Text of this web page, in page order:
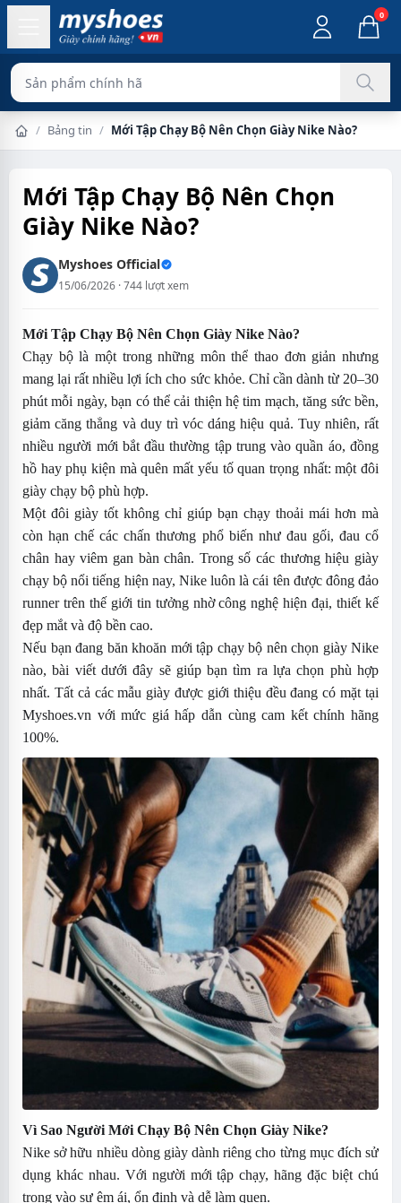
0
Sản phẩm chính hãng 100%
/ Bảng tin / Mới Tập Chạy Bộ Nên Chọn Giày Nike Nào?
Mới Tập Chạy Bộ Nên Chọn
Giày Nike Nào?
Myshoes Official
15/06/2026 · 744 lượt xem
Mới Tập Chạy Bộ Nên Chọn Giày Nike Nào?
Chạy bộ là một trong những môn thể thao đơn giản nhưng
mang lại rất nhiều lợi ích cho sức khỏe. Chỉ cần dành từ 20–30
phút mỗi ngày, bạn có thể cải thiện hệ tim mạch, tăng sức bền,
giảm căng thẳng và duy trì vóc dáng hiệu quả. Tuy nhiên, rất
nhiều người mới bắt đầu thường tập trung vào quần áo, đồng
hồ hay phụ kiện mà quên mất yếu tố quan trọng nhất: một đôi
giày chạy bộ phù hợp.
Một đôi giày tốt không chỉ giúp bạn chạy thoải mái hơn mà
còn hạn chế các chấn thương phổ biến như đau gối, đau cổ
chân hay viêm gan bàn chân. Trong số các thương hiệu giày
chạy bộ nổi tiếng hiện nay, Nike luôn là cái tên được đông đảo
runner trên thế giới tin tưởng nhờ công nghệ hiện đại, thiết kế
đẹp mắt và độ bền cao.
Nếu bạn đang băn khoăn mới tập chạy bộ nên chọn giày Nike
nào, bài viết dưới đây sẽ giúp bạn tìm ra lựa chọn phù hợp
nhất. Tất cả các mẫu giày được giới thiệu đều đang có mặt tại
Myshoes.vn với mức giá hấp dẫn cùng cam kết chính hãng
100%.
Vì Sao Người Mới Chạy Bộ Nên Chọn Giày Nike?
Nike sở hữu nhiều dòng giày dành riêng cho từng mục đích sử
dụng khác nhau. Với người mới tập chạy, hãng đặc biệt chú
trọng vào sự êm ái, ổn định và dễ làm quen.